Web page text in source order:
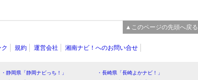
▲このページの先頭へ戻る
ク 規約 運営会社 湘南ナビ！へのお問い合せ
・静岡県「静岡ナビっち！」
・長崎県「長崎よかナビ！」